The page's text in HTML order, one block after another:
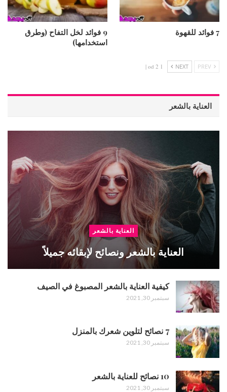
7 فوائد للقهوة
9 فوائد لخل التفاح (وطرق
استخدامها)
NEXT
1 od 2 |
العناية بالشعر
العناية بالشعر
العناية بالشعر ونصائح لإبقائه جميلاً
كيفية العناية بالشعر المصبوغ في الصيف
سبتمبر 30, 2021
7 نصائح لتلوين شعرك بالمنزل
سبتمبر 30, 2021
10 نصائح للعناية بالشعر
سبتمبر 30, 2021